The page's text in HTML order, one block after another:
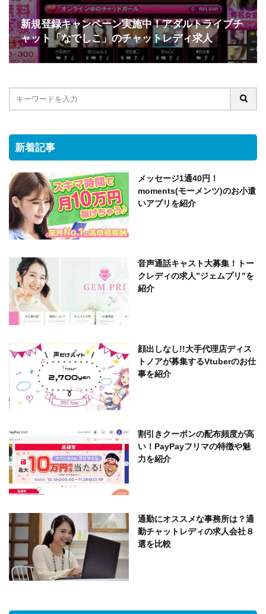
新規登録キャンペーン実施中！アダルトライブチ
ャット「なでしこ」のチャットレディ求人
新着記事
メッセージ1通40円！
moments(モーメンツ)のお小遣
いアプリを紹介
音声通話キャスト大募集！トー
クレディの求人”ジェムプリ”を
紹介
顔出しなし!!大手代理店ディス
トノアが募集するVtuberのお仕
事を紹介
割引きクーポンの配布頻度が高
い！PayPayフリマの特徴や魅
力を紹介
通勤にオススメな事務所は？通
勤チャットレディの求人会社８
選を比較